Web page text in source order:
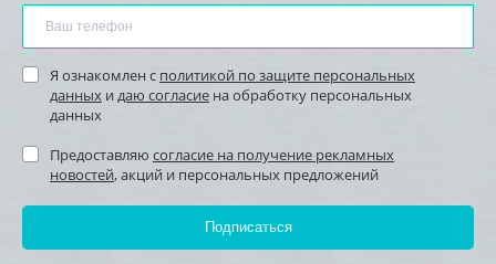
Я ознакомлен с политикой по защите персональных
данных и даю согласие на обработку персональных
данных
Предоставляю согласие на получение рекламных
новостей, акций и персональных предложений